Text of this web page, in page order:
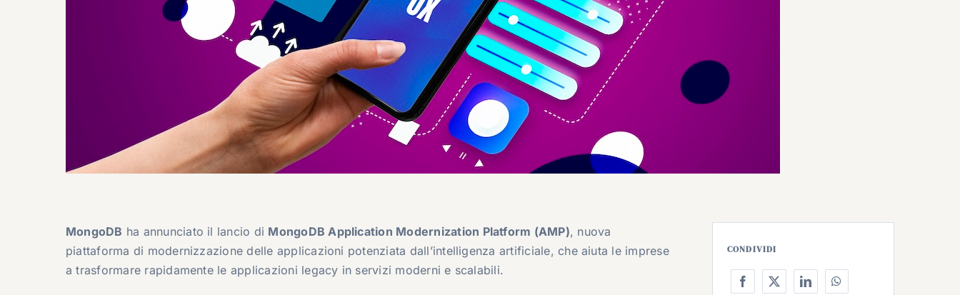
MongoDB ha annunciato il lancio di MongoDB Application Modernization Platform (AMP), nuova
piattaforma di modernizzazione delle applicazioni potenziata dall’intelligenza artificiale, che aiuta le imprese
a trasformare rapidamente le applicazioni legacy in servizi moderni e scalabili.
CONDIVIDI